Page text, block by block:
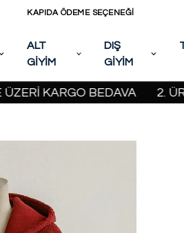
KAPIDA ÖDEME SEÇENEĞİ
ALT
GİYİM
DIŞ
GİYİM
KARGO BEDAVA 2.